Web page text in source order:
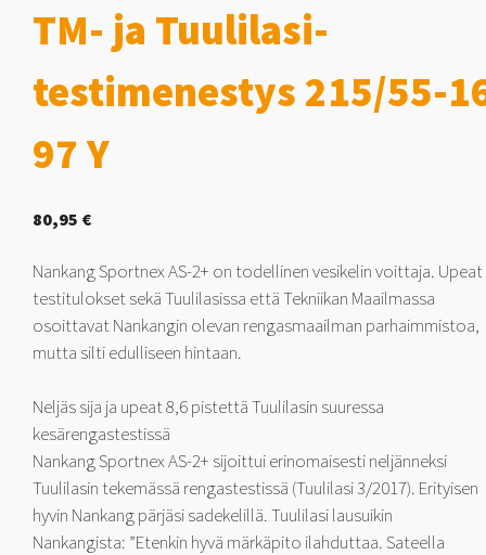
TM- ja Tuulilasi-
testimenestys 215/55-
97 Y
80,95 €
Nankang Sportnex AS-2+ on todellinen vesikelin voittaja. Upeat
testitulokset sekä Tuulilasissa että Tekniikan Maailmassa
osoittavat Nankangin olevan rengasmaailman parhaimmistoa,
mutta silti edulliseen hintaan.
Neljäs sija ja upeat 8,6 pistettä Tuulilasin suuressa
kesärengastestissä
Nankang Sportnex AS-2+ sijoittui erinomaisesti neljänneksi
Tuulilasin tekemässä rengastestissä (Tuulilasi 3/2017). Erityisen
hyvin Nankang pärjäsi sadekelillä. Tuulilasi lausuikin
Nankangista: ”Etenkin hyvä märkäpito ilahduttaa. Sateella